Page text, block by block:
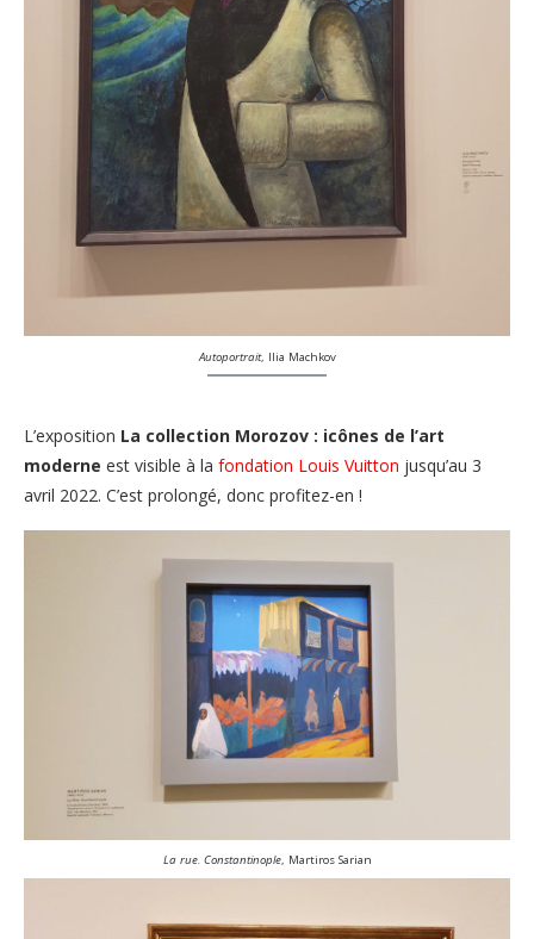
Autoportrait, Ilia Machkov
L’exposition La collection Morozov : icônes de l’art
moderne est visible à la fondation Louis Vuitton jusqu’au 3
avril 2022. C’est prolongé, donc profitez-en !
La rue. Constantinople, Martiros Sarian